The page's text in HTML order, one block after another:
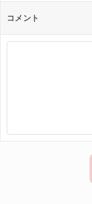
コメント